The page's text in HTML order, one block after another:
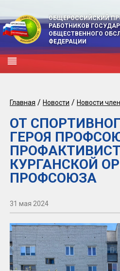
ОБЩЕРОССИЙСКИЙ
РАБОТНИКОВ
ОБЩЕСТВЕННОГО
ФЕДЕРАЦИИ
Главная / Новости / Новости
ОТ
ГЕРОЯ
ПРОФАКТИВИСТ
КУРГАНСКОЙ
ПРОФСОЮЗА
31 мая 2024